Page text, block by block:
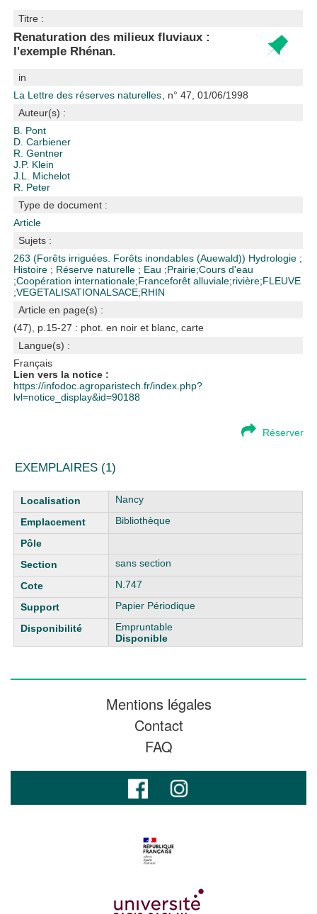
Titre :
Renaturation des milieux fluviaux :
l'exemple Rhénan.
in
La Lettre des réserves naturelles , n° 47, 01/06/1998
Auteur(s) :
B. Pont
D. Carbiener
R. Gentner
J.P. Klein
J.L. Michelot
R. Peter
Type de document :
Article
Sujets :
263 (Forêts irriguées. Forêts inondables (Auewald)) Hydrologie ;
Histoire ; Réserve naturelle ; Eau ;Prairie;Cours d'eau
;Coopération internationale;Franceforêt alluviale;rivière;FLEUVE
;VEGETALISATIONALSACE;RHIN
Article en page(s) :
(47), p.15-27 : phot. en noir et blanc, carte
Langue(s) :
Français
Lien vers la notice :
https://infodoc.agroparistech.fr/index.php?
lvl=notice_display&id=90188
Réserver
EXEMPLAIRES (1)
Liste des exemplaires
Nancy
Bibliothèque
sans section
N.747
Papier Périodique
Empruntable
Disponible
Mentions légales
Contact
FAQ